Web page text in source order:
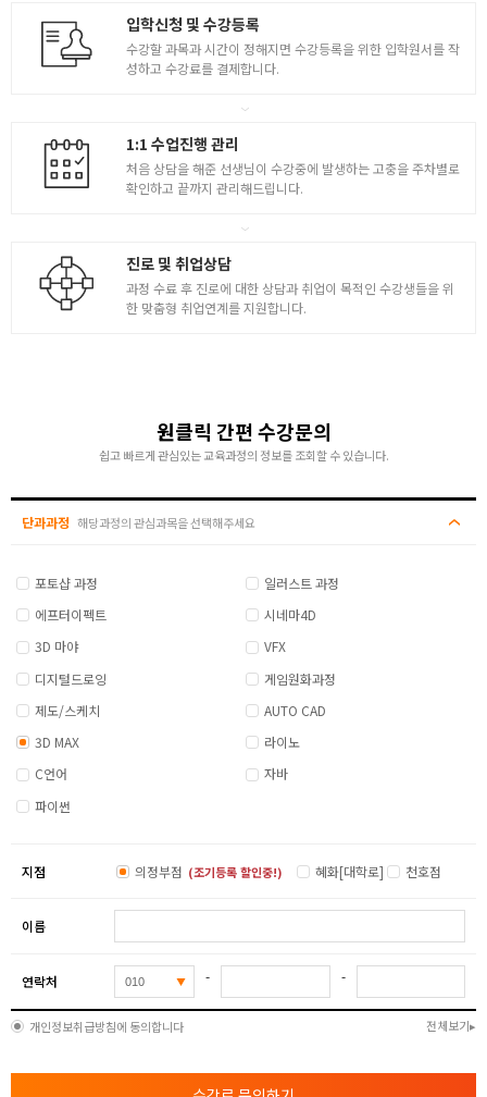
- 전시공간 도면 정리 및 모델링
- 전시공간 최종 마무리하기
SITE(바닥)부터 작업하기
- 실내평면도 배치와 입면도 마감표시
- 입면을 평면기준으로 배치 및 도면활용
- 바닥 ( SITE ) 부터 작업하기
- 건물 모델링 실습 ( 채널설정 포함 )
- 가건물과 오브젝트 Import 작업
- 라이트 설정 작업과 타겟 다이렉트라이트 설치
- V-Ray 기본 세팅
- 포토샵을 활용한 리터치 설정 및 실습
- 최종 데이터 1:1 피드백 및 수정/보완 작업
- 작품 마무리 및 프레젠테이션
입학신청 및 수강등록
수강할 과목과 시간이 정해지면 수강등록을 위한 입학원서를 작
성하고 수강료를 결제합니다.
1:1 수업진행 관리
처음 상담을 해준 선생님이 수강중에 발생하는 고충을 주차별로
확인하고 끝까지 관리해드립니다.
진로 및 취업상담
과정 수료 후 진로에 대한 상담과 취업이 목적인 수강생들을 위
한 맞춤형 취업연계를 지원합니다.
원클릭 간편 수강문의
쉽고 빠르게 관심있는 교육과정의 정보를 조회할 수 있습니다.
단과과정 해당과정의 관심과목을 선택해주세요
포토샵 과정
일러스트 과정
에프터이펙트
시네마4D
3D 마야
VFX
디지털드로잉
게임원화과정
제도/스케치
AUTO CAD
3D MAX
라이노
C언어
자바
파이썬
지점 의정부점 (조기등록 할인중!) 혜화[대학로] 천호점
이름
연락처 - -
개인정보취급방침에 동의합니다 전체보기